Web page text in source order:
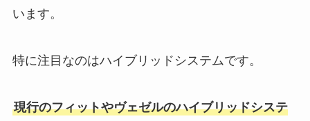
います。
特に注目なのはハイブリッドシステムです。
現行のフィットやヴェゼルのハイブリッドシステ